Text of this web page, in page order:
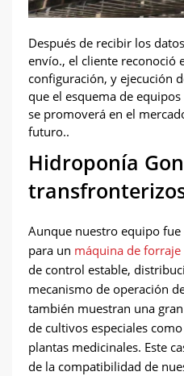
Después de recibir los
envío., el cliente reconoció
configuración, y ejecución
que el esquema de
se promoverá en el
futuro..
Hidroponía
Aunque nuestro equipo
para un máquina de
de control estable,
mecanismo de operación
también muestran una
de cultivos especiales
plantas medicinales. Este
de la compatibilidad de